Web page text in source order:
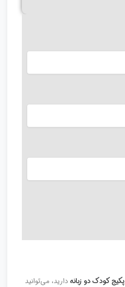
پکیج کودک دو زبانهدارید، می‌توانید